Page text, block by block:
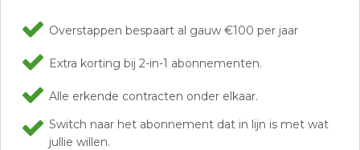
Overstappen bespaart al gauw €100 per jaar
Extra korting bij 2-in-1 abonnementen.
Alle erkende contracten onder elkaar.
Switch naar het abonnement dat in lijn is met wat
jullie willen.